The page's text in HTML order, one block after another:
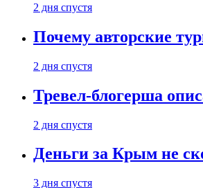
2 дня спустя
Почему авторские
2 дня спустя
Тревел-блогерша
2 дня спустя
Деньги за Крым не
3 дня спустя